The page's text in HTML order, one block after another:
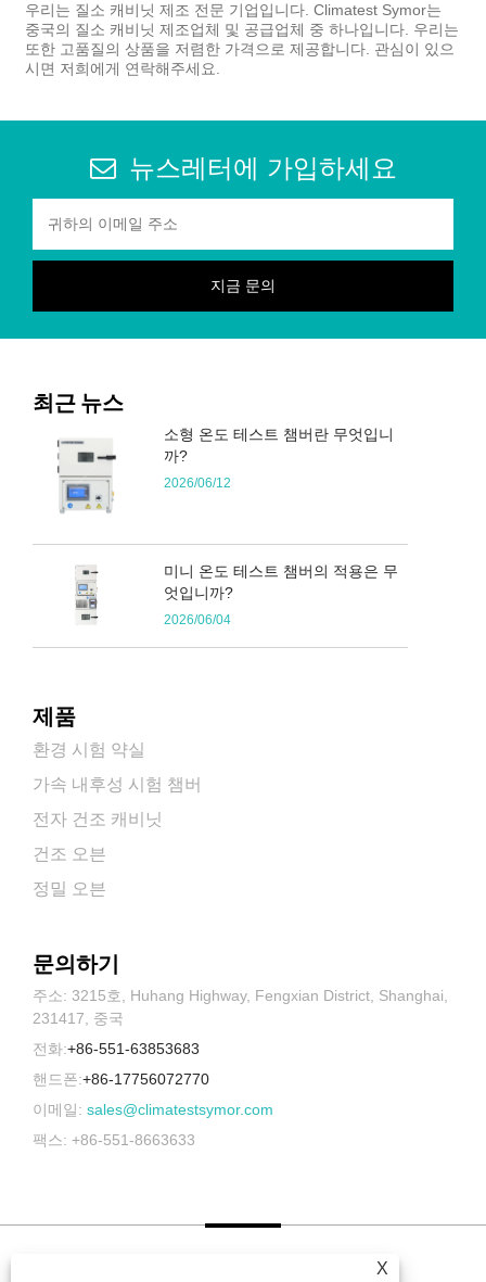
우리는 질소 캐비닛 제조 전문 기업입니다. Climatest Symor는
중국의 질소 캐비닛 제조업체 및 공급업체 중 하나입니다. 우리는
또한 고품질의 상품을 저렴한 가격으로 제공합니다. 관심이 있으
시면 저희에게 연락해주세요.
뉴스레터에 가입하세요
최근 뉴스
소형 온도 테스트 챔버란 무엇입니
까?
2026/06/12
미니 온도 테스트 챔버의 적용은 무
엇입니까?
2026/06/04
제품
환경 시험 약실
가속 내후성 시험 챔버
전자 건조 캐비닛
건조 오븐
정밀 오븐
문의하기
주소: 3215호, Huhang Highway, Fengxian District, Shanghai,
231417, 중국
전화:+86-551-63853683
핸드폰:+86-17756072770
이메일: sales@climatestsymor.com
팩스: +86-551-8663633
X